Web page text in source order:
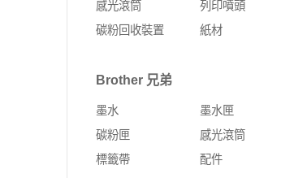
Enterprise
LaserJet Pro
LaserJet Enterprise
OfficeJet Pro
Fujifilm 富士軟片
AIMO 愛墨
熱感應標籤機
智慧型網路交換器
光纖收發器
電源供應器
VIVITEK 麗訊
感光滾筒
列印噴頭
碳粉回收裝置
紙材
Brother 兄弟
墨水
墨水匣
碳粉匣
感光滾筒
標籤帶
配件